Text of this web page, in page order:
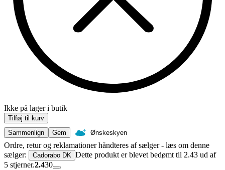
Ikke på lager i butik
Tilføj til kurv
Sammenlign
Gem Ønskeskyen
Ordre, retur og reklamationer håndteres af sælger - læs om denne
sælger:
Cadorabo DK Dette produkt er blevet bedømt til 2.43 ud af
5 stjerner.2.430